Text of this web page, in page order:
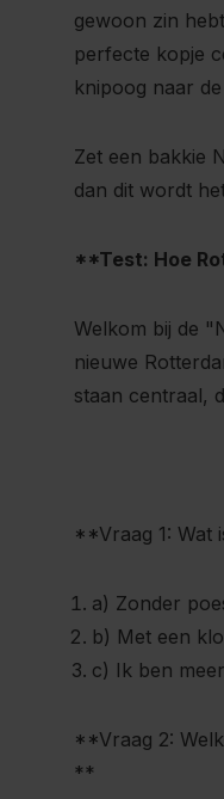
gewoon zin
perfecte kopje
knipoog naar
Zet een bakkie
dan dit wordt
**Test: Hoe
Welkom bij de
nieuwe
staan centraal,
**Vraag 1: Wat
a) Zonder
b) Met een
c) Ik ben
**Vraag 2:
**